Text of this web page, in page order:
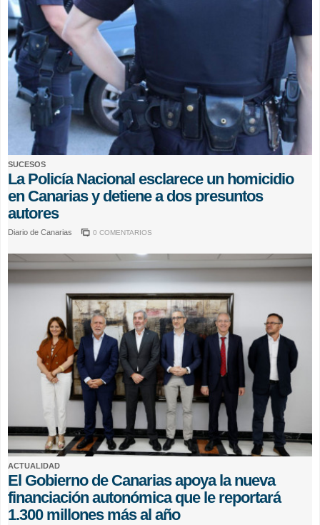
SUCESOS
La Policía Nacional esclarece un homicidio
en Canarias y detiene a dos presuntos
autores
Diario de Canarias 0 COMENTARIOS
ACTUALIDAD
El Gobierno de Canarias apoya la nueva
financiación autonómica que le reportará
1.300 millones más al año